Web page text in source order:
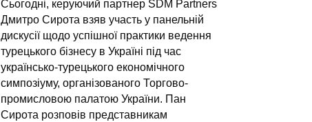
Сьогодні, керуючий партнер SDM Partners
Дмитро Сирота взяв участь у панельній
дискусії щодо успішної практики ведення
турецького бізнесу в Україні під час
українсько-турецького економічного
симпозіуму, організованого Торгово-
промисловою палатою України. Пан
Сирота розповів представникам